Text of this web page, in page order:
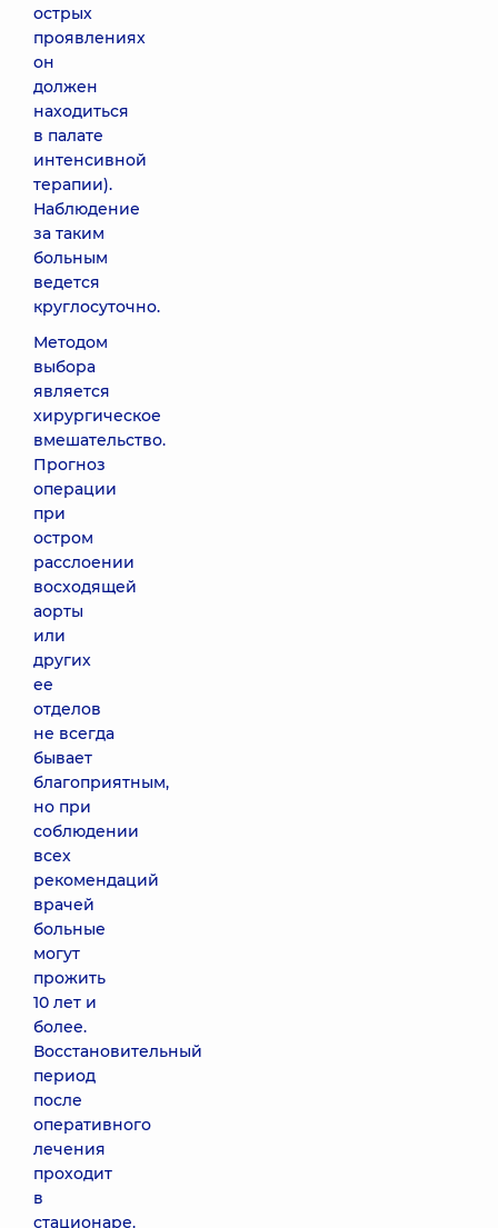
острых
проявлениях
он
должен
находиться
в палате
интенсивной
терапии).
Наблюдение
за таким
больным
ведется
круглосуточно.
Методом
выбора
является
хирургическое
вмешательство.
Прогноз
операции
при
остром
расслоении
восходящей
аорты
или
других
ее
отделов
не всегда
бывает
благоприятным,
но при
соблюдении
всех
рекомендаций
врачей
больные
могут
прожить
10 лет и
более.
Восстановительный
период
после
оперативного
лечения
проходит
в
стационаре.